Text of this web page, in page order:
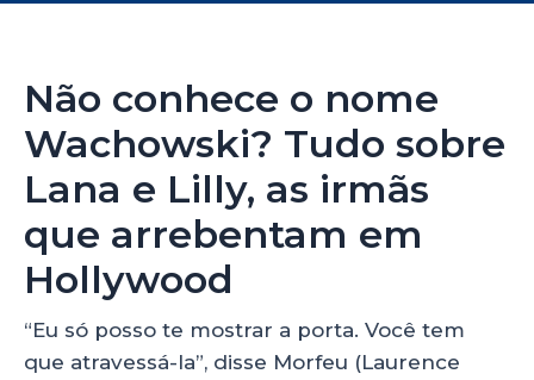
Não conhece o nome
Wachowski? Tudo sobre
Lana e Lilly, as irmãs
que arrebentam em
Hollywood
“Eu só posso te mostrar a porta. Você tem
que atravessá-la”, disse Morfeu (Laurence